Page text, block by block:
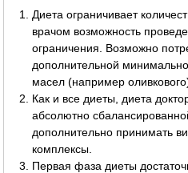
Диета ограничивает
врачом возможность
ограничения. Возможно
дополнительной
масел (например
Как и все диеты, диета
абсолютно
дополнительно принимать
комплексы.
Первая фаза диеты